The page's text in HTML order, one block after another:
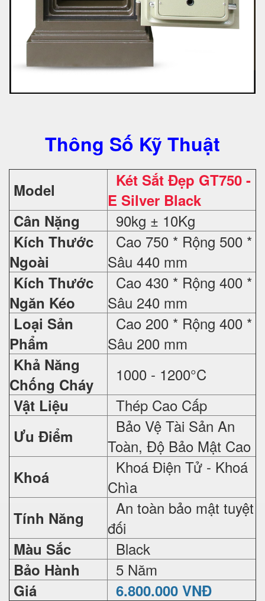
Thông Số Kỹ Thuật
Model
Két Sắt Đẹp GT750 -
E Silver Black
Cân Nặng
90kg ± 10Kg
Kích Thước
Ngoài
Cao 750 * Rộng 500 *
Sâu 440 mm
Kích Thước
Ngăn Kéo
Cao 430 * Rộng 400 *
Sâu 240 mm
Loại Sản
Phẩm
Cao 200 * Rộng 400 *
Sâu 200 mm
Khả Năng
Chống Cháy
1000 - 1200°C
Vật Liệu Thép Cao Cấp
Ưu Điểm
Bảo Vệ Tài Sản An
Toàn, Độ Bảo Mật Cao
Khoá
Khoá Điện Tử - Khoá
Chìa
Tính Năng
An toàn bảo mật tuyệt
đối
Màu Sắc Black
Bảo Hành 5 Năm
Giá 6.800.000 VNĐ